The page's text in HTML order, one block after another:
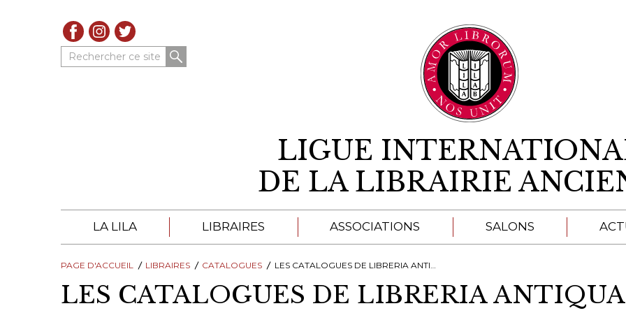
Rechercher ce site
LIGUE
DE LA LIBRAIRIE
LA LILA
À PROPOS DE LA LILA
TROUVER UNE LIBRAIRIE
LIBRAIRES
LIBRAIRES DE LA LILA
CATALOGUES
ASSOCIATIONS SALONS
PAGE D'ACCUEIL LIBRAIRES CATALOGUES LES CATALOGUES DE LIBRERIA ANTIQUARIA PONTREMOLI
LES CATALOGUES DE LIBRERIA